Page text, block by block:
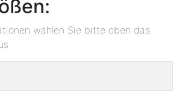
wählen Sie bitte oben das